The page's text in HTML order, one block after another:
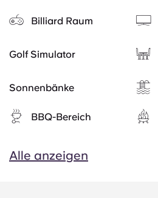
Billiard Raum
Golf Simulator
Sonnenbänke
BBQ-Bereich
Alle anzeigen